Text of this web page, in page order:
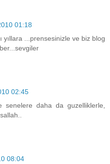
01:18
yıllara ...prensesinizle ve biz blog
02:45
senelere daha da guzelliklerle,
08:04